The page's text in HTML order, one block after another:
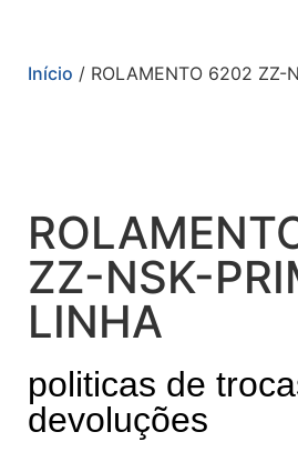
Início / ROLAMENTO 6202 ZZ-
ZZ-NSK-
LINHA
politicas de
devoluções